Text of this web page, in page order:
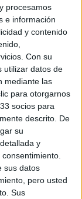
procesamos
e información
y contenido
Con su
utilizar datos de
mediante las
para otorgarnos
socios para
descrito. De
su
y
sus datos
pero usted
Sus
DE
SON Y
AIRES
QUE
LOS
EN
ALGO ES
HAY
UNA